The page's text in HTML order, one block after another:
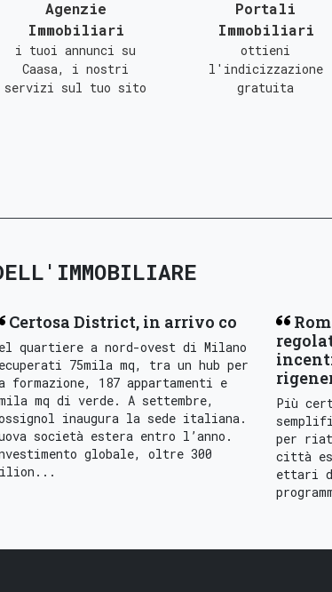
Agenzie
Immobiliari
i tuoi annunci su
Caasa, i nostri
servizi sul tuo sito
Portali
Immobiliari
ottieni
l'indicizzazione
gratuita
Certosa District, in arrivo co
quartiere a nord-ovest di Milano
75mila mq, tra un hub per
formazione, 187 appartamenti e
mq di verde. A settembre,
inaugura la sede italiana.
società estera entro l’anno.
globale, oltre 300
Più
per
città
ettari